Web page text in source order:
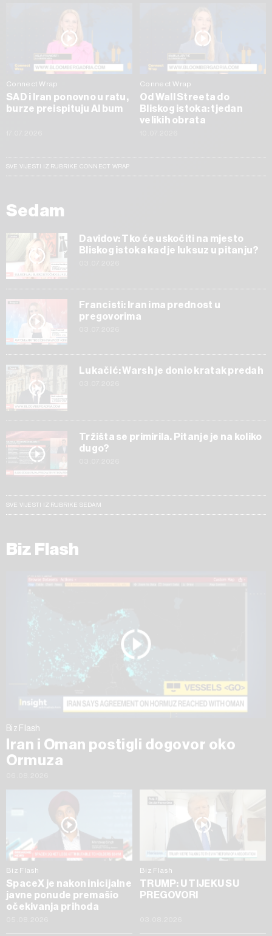
Connect Wrap
SAD i Iran ponovno u ratu,
burze preispituju AI bum
Connect Wrap
Od Wall Streeta do
Bliskog istoka: tjedan
velikih obrata
SVE VIJESTI IZ RUBRIKE CONNECT WRAP
Sedam
Davidov: Tko će uskočiti na mjesto
Bliskog istoka kad je luksuz u pitanju?
Francisti: Iran ima prednost u
pregovorima
Lukačić: Warsh je donio kratak predah
Tržišta se primirila. Pitanje je na koliko
dugo?
SVE VIJESTI IZ RUBRIKE SEDAM
Biz Flash
Biz Flash
Iran i Oman postigli dogovor oko
Ormuza
Biz Flash
SpaceX je nakon inicijalne
javne ponude premašio
očekivanja prihoda
Biz Flash
TRUMP: U TIJEKU SU
PREGOVORI